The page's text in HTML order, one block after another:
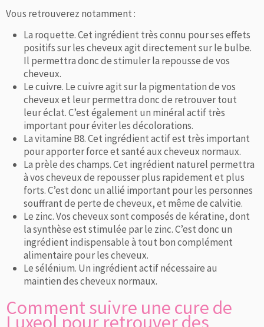
Vous retrouverez notamment :
La roquette. Cet ingrédient très connu pour ses effets
positifs sur les cheveux agit directement sur le bulbe.
Il permettra donc de stimuler la repousse de vos
cheveux.
Le cuivre. Le cuivre agit sur la pigmentation de vos
cheveux et leur permettra donc de retrouver tout
leur éclat. C’est également un minéral actif très
important pour éviter les décolorations.
La vitamine B8. Cet ingrédient actif est très important
pour apporter force et santé aux cheveux normaux.
La prèle des champs. Cet ingrédient naturel permettra
à vos cheveux de repousser plus rapidement et plus
forts. C’est donc un allié important pour les personnes
souffrant de perte de cheveux, et même de calvitie.
Le zinc. Vos cheveux sont composés de kératine, dont
la synthèse est stimulée par le zinc. C’est donc un
ingrédient indispensable à tout bon complément
alimentaire pour les cheveux.
Le sélénium. Un ingrédient actif nécessaire au
maintien des cheveux normaux.
Comment suivre une cure de
Luxeol pour retrouver des